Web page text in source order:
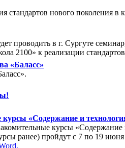
стандартов нового поколения
проводить в г. Сургуте
2100» к реализации
«Баласс»
курсы «Содержание и
курсы
ранее) пройдут с 7 по 19